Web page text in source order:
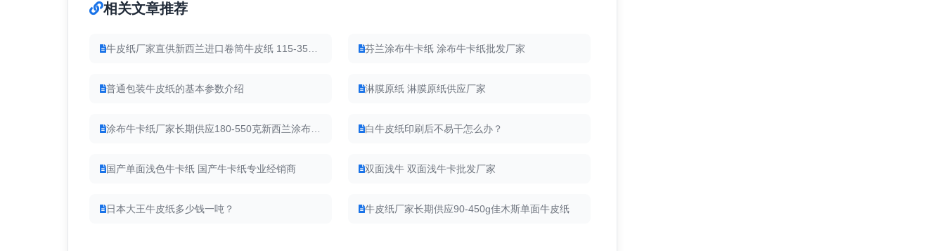
相关文章推荐
牛皮纸厂家直供新西兰进口卷筒牛皮纸 115-350克 芬兰涂布牛卡纸 涂布牛卡纸批发厂家
普通包装牛皮纸的基本参数介绍 淋膜原纸 淋膜原纸供应厂家
涂布牛卡纸厂家长期供应180-550克新西兰涂布牛卡纸 白牛皮纸印刷后不易干怎么办？
国产单面浅色牛卡纸 国产牛卡纸专业经销商 双面浅牛 双面浅牛卡批发厂家
日本大王牛皮纸多少钱一吨？ 牛皮纸厂家长期供应90-450g佳木斯单面牛皮纸